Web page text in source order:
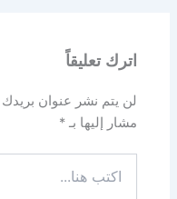
اترك تعليقاً
لن يتم نشر عنوان بريدك
مشار إليها بـ*
هنا...